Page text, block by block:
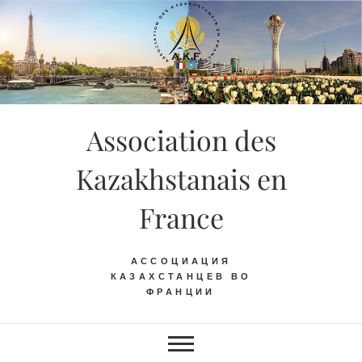
Skip
content
Association des
Kazakhstanais en
France
АССОЦИАЦИЯ
КАЗАХСТАНЦЕВ ВО
ФРАНЦИИ